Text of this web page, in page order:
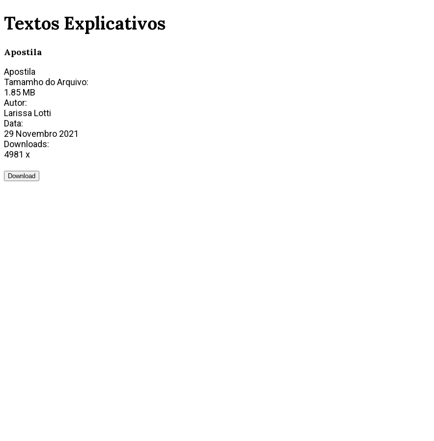
Textos Explicativos
Apostila
Apostila
Tamamho do Arquivo:
1.85 MB
Autor:
Larissa Lotti
Data:
29 Novembro 2021
Downloads:
4981 x